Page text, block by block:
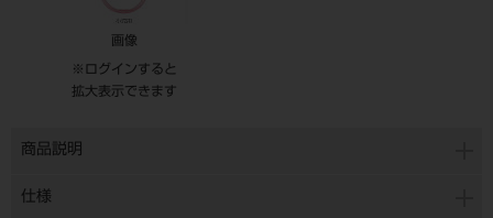
画像
※ログインすると
拡大表示できます
商品説明
仕様